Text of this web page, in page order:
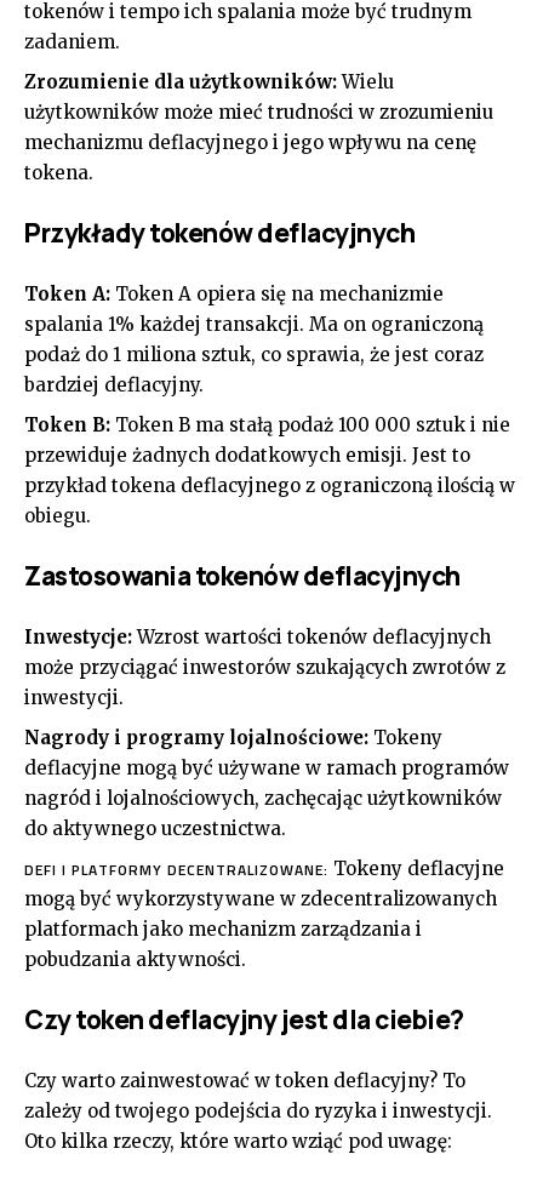
tokenów i tempo ich spalania może być trudnym
zadaniem.
Zrozumienie dla użytkowników:Wielu
użytkowników może mieć trudności w zrozumieniu
mechanizmu deflacyjnego i jego wpływu na cenę
tokena.
Przykłady tokenów deflacyjnych
Token A: Token A opiera się na mechanizmie
spalania 1% każdej transakcji. Ma on ograniczoną
podaż do 1 miliona sztuk, co sprawia, że jest coraz
bardziej deflacyjny.
Token B: Token B ma stałą podaż 100 000 sztuk i nie
przewiduje żadnych dodatkowych emisji. Jest to
przykład tokena deflacyjnego z ograniczoną ilością w
obiegu.
Zastosowania tokenów deflacyjnych
Inwestycje:Wzrost wartości tokenów deflacyjnych
może przyciągać inwestorów szukających zwrotów z
inwestycji.
Nagrody i programy lojalnościowe: Tokeny
deflacyjne mogą być używane w ramach programów
nagród i lojalnościowych, zachęcając użytkowników
do aktywnego uczestnictwa.
DEFI I PLATFORMY DECENTRALIZOWANE: Tokeny deflacyjne
mogą być wykorzystywane w zdecentralizowanych
platformach jako mechanizm zarządzania i
pobudzania aktywności.
Czy token deflacyjny jest dla ciebie?
Czy warto zainwestować w token deflacyjny? To
zależy od twojego podejścia do ryzyka i inwestycji.
Oto kilka rzeczy, które warto wziąć pod uwagę: